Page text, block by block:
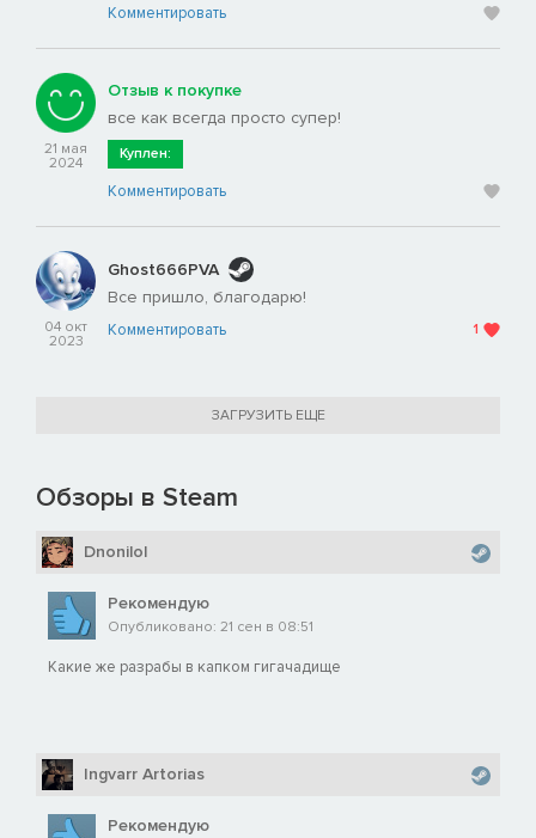
Комментировать
21 мая
2024
Отзыв к покупке
все как всегда просто супер!
Куплен:
Комментировать
04 окт
2023
Ghost666PVA
Все пришло, благодарю!
Комментировать 1
ЗАГРУЗИТЬ ЕЩЕ
Обзоры в Steam
Dnonilol
Рекомендую
Опубликовано: 21 сен в 08:51
Какие же разрабы в капком гигачадище
Ingvarr Artorias
Рекомендую